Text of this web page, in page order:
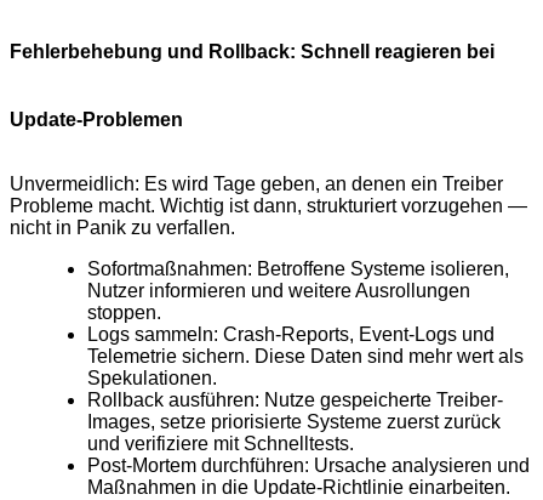
Fehlerbehebung und Rollback: Schnell reagieren bei
Update-Problemen
Unvermeidlich: Es wird Tage geben, an denen ein Treiber
Probleme macht. Wichtig ist dann, strukturiert vorzugehen —
nicht in Panik zu verfallen.
Sofortmaßnahmen: Betroffene Systeme isolieren,
Nutzer informieren und weitere Ausrollungen
stoppen.
Logs sammeln: Crash-Reports, Event-Logs und
Telemetrie sichern. Diese Daten sind mehr wert als
Spekulationen.
Rollback ausführen: Nutze gespeicherte Treiber-
Images, setze priorisierte Systeme zuerst zurück
und verifiziere mit Schnelltests.
Post-Mortem durchführen: Ursache analysieren und
Maßnahmen in die Update-Richtlinie einarbeiten.